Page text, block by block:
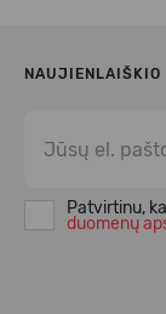
NAUJIENLAIŠKIO
Patvirtinu,
duomenų